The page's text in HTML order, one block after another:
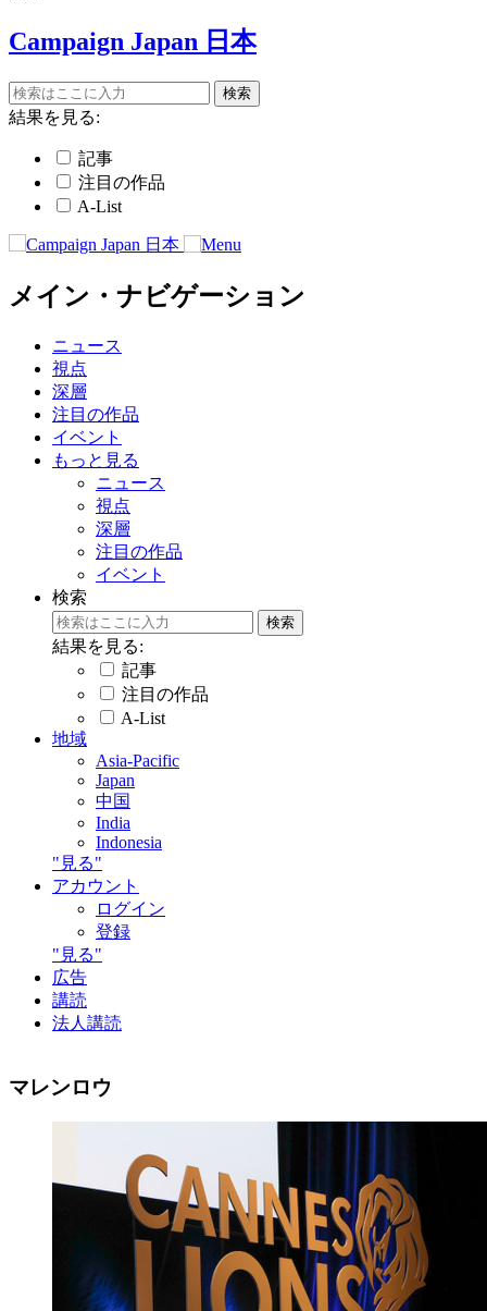
Campaign Japan 日本
結果を見る:
記事
注目の作品
A-List
メイン・ナビゲーション
ニュース
視点
深層
注目の作品
イベント
もっと見る
ニュース
視点
深層
注目の作品
イベント
検索
結果を見る:
記事
注目の作品
A-List
地域
Asia-Pacific
Japan
中国
India
Indonesia
"見る"
アカウント
ログイン
登録
"見る"
広告
講読
法人講読
マレンロウ